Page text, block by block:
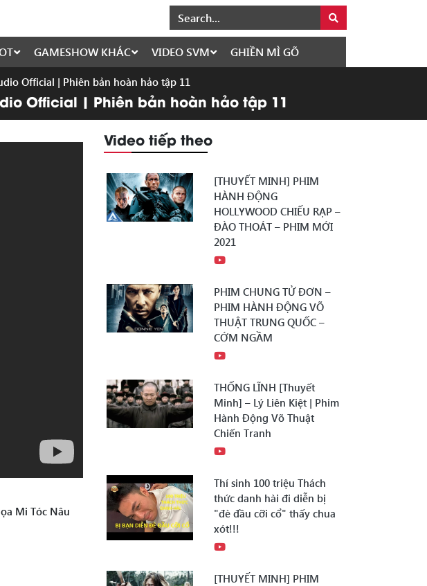
GAMESHOW KHÁC VIDEO SVM GHIỀN MÌ GÕ
Official | Phiên bản hoàn hảo tập 11
Official | Phiên bản hoàn hảo tập 11
Mi Tóc Nâu
Video tiếp theo
[THUYẾT MINH] PHIM
HÀNH ĐỘNG
HOLLYWOOD CHIẾU RẠP –
ĐÀO THOÁT – PHIM MỚI
2021
PHIM CHUNG TỬ ĐƠN –
PHIM HÀNH ĐỘNG VÕ
THUẬT TRUNG QUỐC –
CỚM NGẦM
THỐNG LĨNH [Thuyết
Minh] – Lý Liên Kiệt | Phim
Hành Động Võ Thuật
Chiến Tranh
Thí sinh 100 triệu Thách
thức danh hài đi diễn bị
"đè đầu cỡi cổ" thấy chua
xót!!!
[THUYẾT MINH] PHIM